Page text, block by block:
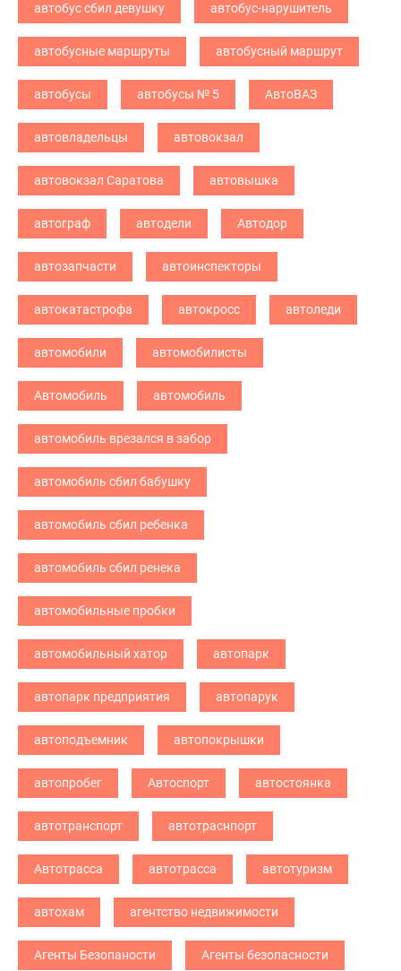
автобус сбил девушку автобус-нарушитель
автобусные маршруты автобусный маршрут
автобусы автобусы № 5 АвтоВАЗ
автовладельцы автовокзал
автовокзал Саратова автовышка
автограф автодели Автодор
автозапчасти автоинспекторы
автокатастрофа автокросс автоледи
автомобили автомобилисты
Автомобиль автомобиль
автомобиль врезался в забор
автомобиль сбил бабушку
автомобиль сбил ребенка
автомобиль сбил ренека
автомобильные пробки
автомобильный хатор автопарк
автопарк предприятия автопарук
автоподъемник автопокрышки
автопробег Автоспорт автостоянка
автотранспорт автотраснпорт
Автотрасса автотрасса автотуризм
автохам агентство недвижимости
Агенты Безопаности Агенты безопасности